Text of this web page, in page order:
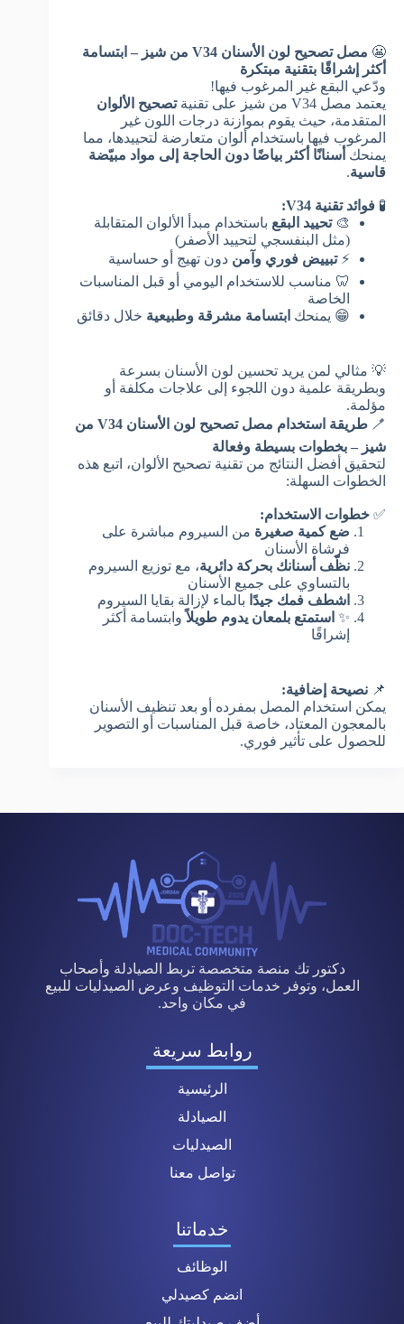
😬
مصل تصحيح لون الأسنان V34 من شيز – ابتسامة
أكثر إشراقًا بتقنية مبتكرة
ودّعي البقع غير المرغوب فيها!
يعتمد مصل V34 من شيز على تقنية
تصحيح الألوان
المتقدمة، حيث يقوم بموازنة درجات اللون غير
المرغوب فيها باستخدام ألوان متعارضة لتحييدها، مما
يمنحك أسنانًا أكثر بياضًا دون الحاجة إلى مواد مبيّضة
قاسية.
🧪 فوائد تقنية V34:
🎨تحييد البقع باستخدام مبدأ الألوان المتقابلة
(مثل البنفسجي لتحييد الأصفر)
⚡تبييض فوري وآمن دون تهيج أو حساسية
🦷 مناسب للاستخدام اليومي أو قبل المناسبات
الخاصة
😁 يمنحك ابتسامة مشرقة وطبيعية خلال دقائق
💡 مثالي لمن يريد تحسين لون الأسنان بسرعة
وبطريقة علمية دون اللجوء إلى علاجات مكلفة أو
مؤلمة.
🪥
طريقة استخدام مصل تصحيح لون الأسنان V34 من
شيز – بخطوات بسيطة وفعالة
لتحقيق أفضل النتائج من تقنية تصحيح الألوان، اتبع هذه
الخطوات السهلة:
✅ خطوات الاستخدام:
ضع كمية صغيرة من السيروم مباشرة على
فرشاة الأسنان
نظّف أسنانك بحركة دائرية، مع توزيع السيروم
بالتساوي على جميع الأسنان
اشطف فمك جيدًا بالماء لإزالة بقايا السيروم
✨ استمتع بلمعان يدوم طويلاًوابتسامة أكثر
إشراقًا
📌 نصيحة إضافية:
يمكن استخدام المصل بمفرده أو بعد تنظيف الأسنان
بالمعجون المعتاد، خاصة قبل المناسبات أو التصوير
للحصول على تأثير فوري.
دكتور تك منصة متخصصة تربط الصيادلة وأصحاب
العمل، وتوفر خدمات التوظيف وعرض الصيدليات للبيع
في مكان واحد.
روابط سريعة
الرئيسية
الصيادلة
الصيدليات
تواصل معنا
خدماتنا
الوظائف
انضم كصيدلي